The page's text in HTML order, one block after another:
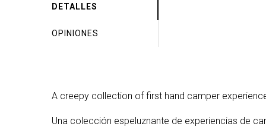
DETALLES
OPINIONES
A creepy collection of first hand camper
Una colección espeluznante de experiencias de